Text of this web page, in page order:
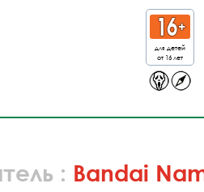
для детей
от 16 лет
: Bandai